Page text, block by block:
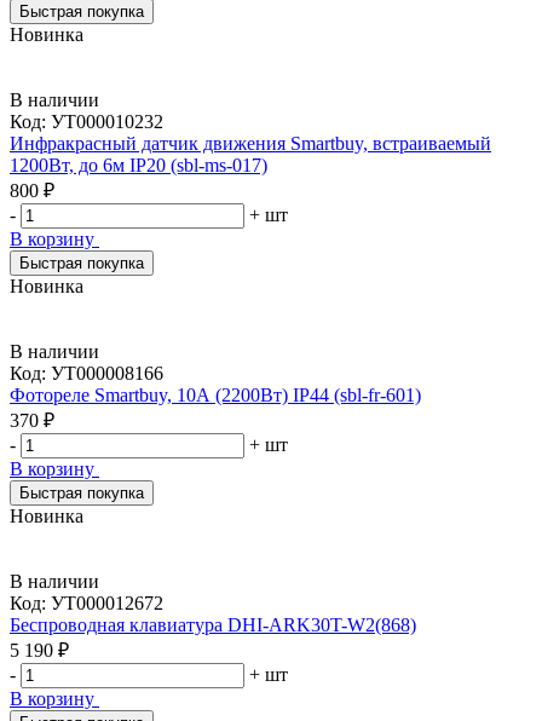
Быстрая покупка
Новинка
В наличии
Код: УТ000010232
Инфракрасный датчик движения Smartbuy, встраиваемый
1200Вт, до 6м IP20 (sbl-ms-017)
800 ₽
-
+ шт
В корзину
Быстрая покупка
Новинка
В наличии
Код: УТ000008166
Фотореле Smartbuy, 10А (2200Вт) IP44 (sbl-fr-601)
370 ₽
-
+ шт
В корзину
Быстрая покупка
Новинка
В наличии
Код: УТ000012672
Беспроводная клавиатура DHI-ARK30T-W2(868)
5 190 ₽
-
+ шт
В корзину